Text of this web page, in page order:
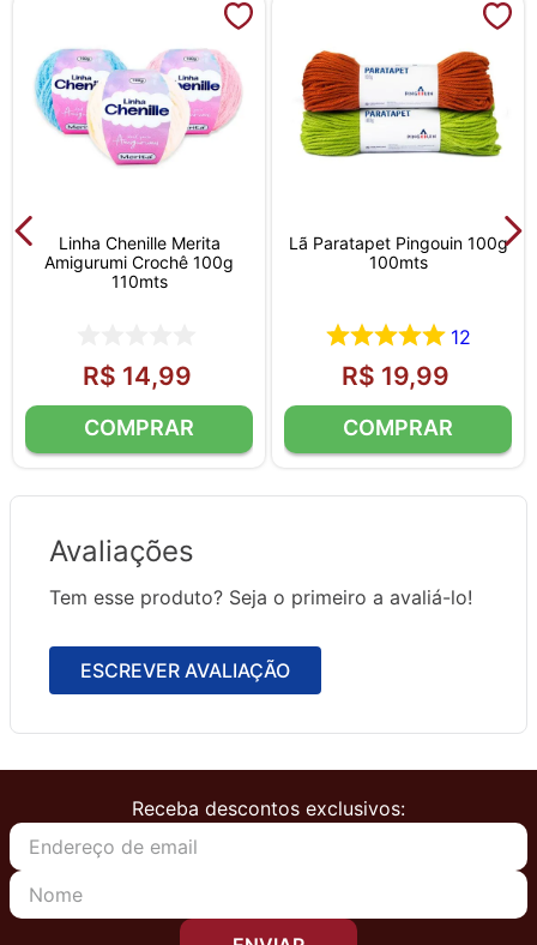
Linha Chenille Merita
Amigurumi Crochê 100g
110mts
R$ 14,99
Lã Paratapet Pingouin 100g
100mts
12
R$ 19,99
Avaliações
Tem esse produto? Seja o primeiro a avaliá-lo!
ESCREVER AVALIAÇÃO
Receba descontos exclusivos: